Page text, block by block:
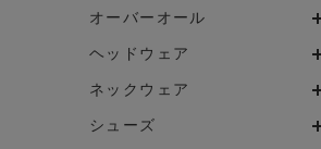
オーバーオール
ヘッドウェア
ネックウェア
シューズ